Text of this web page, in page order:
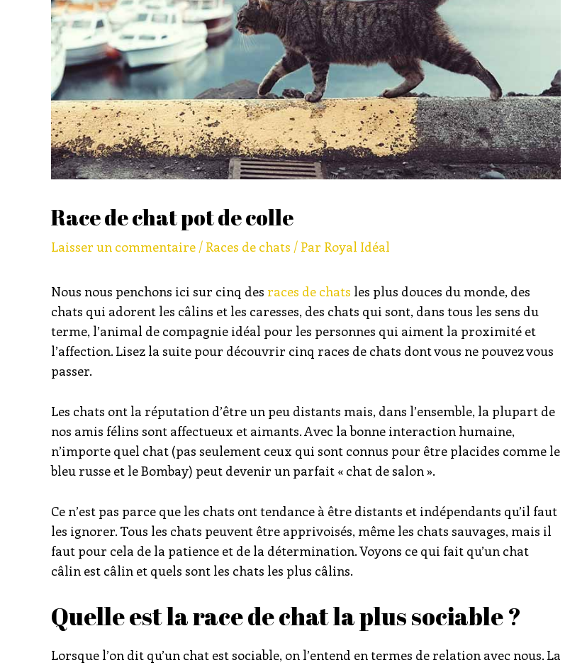
Race de chat pot de colle
Laisser un commentaire / Races de chats / Par Royal Idéal
Nous nous penchons ici sur cinq des races de chats les plus douces du monde, des
chats qui adorent les câlins et les caresses, des chats qui sont, dans tous les sens du
terme, l’animal de compagnie idéal pour les personnes qui aiment la proximité et
l’affection. Lisez la suite pour découvrir cinq races de chats dont vous ne pouvez vous
passer.
Les chats ont la réputation d’être un peu distants mais, dans l’ensemble, la plupart de
nos amis félins sont affectueux et aimants. Avec la bonne interaction humaine,
n’importe quel chat (pas seulement ceux qui sont connus pour être placides comme le
bleu russe et le Bombay) peut devenir un parfait « chat de salon ».
Ce n’est pas parce que les chats ont tendance à être distants et indépendants qu’il faut
les ignorer. Tous les chats peuvent être apprivoisés, même les chats sauvages, mais il
faut pour cela de la patience et de la détermination. Voyons ce qui fait qu’un chat
câlin est câlin et quels sont les chats les plus câlins.
Quelle est la race de chat la plus sociable ?
Lorsque l’on dit qu’un chat est sociable, on l’entend en termes de relation avec nous. La